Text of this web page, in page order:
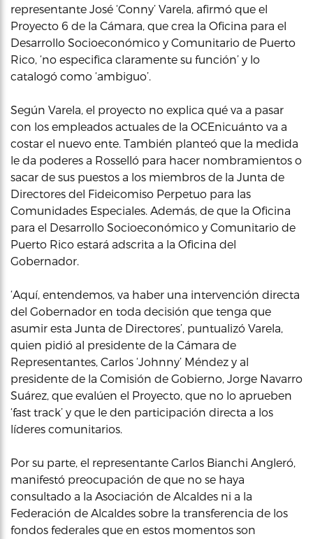
representante José ‘Conny’ Varela, afirmó que el
Proyecto 6 de la Cámara, que crea la Oficina para el
Desarrollo Socioeconómico y Comunitario de Puerto
Rico, ‘no especifica claramente su función’ y lo
catalogó como ‘ambiguo’.
Según Varela, el proyecto no explica qué va a pasar
con los empleados actuales de la OCEnicuánto va a
costar el nuevo ente. También planteó que la medida
le da poderes a Rosselló para hacer nombramientos o
sacar de sus puestos a los miembros de la Junta de
Directores del Fideicomiso Perpetuo para las
Comunidades Especiales. Además, de que la Oficina
para el Desarrollo Socioeconómico y Comunitario de
Puerto Rico estará adscrita a la Oficina del
Gobernador.
‘Aquí, entendemos, va haber una intervención directa
del Gobernador en toda decisión que tenga que
asumir esta Junta de Directores’, puntualizó Varela,
quien pidió al presidente de la Cámara de
Representantes, Carlos ‘Johnny’ Méndez y al
presidente de la Comisión de Gobierno, Jorge Navarro
Suárez, que evalúen el Proyecto, que no lo aprueben
‘fast track’ y que le den participación directa a los
líderes comunitarios.
Por su parte, el representante Carlos Bianchi Angleró,
manifestó preocupación de que no se haya
consultado a la Asociación de Alcaldes ni a la
Federación de Alcaldes sobre la transferencia de los
fondos federales que en estos momentos son